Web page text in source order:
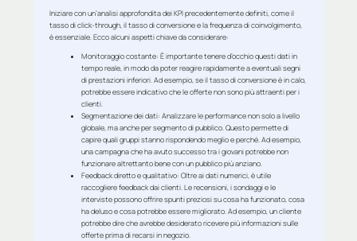
Iniziare con un’analisi approfondita dei KPI precedentemente definiti, come il
tasso di click-through, il tasso di conversione e la frequenza di coinvolgimento,
è essenziale. Ecco alcuni aspetti chiave da considerare:
Monitoraggio costante: È importante tenere d’occhio questi dati in
tempo reale, in modo da poter reagire rapidamente a eventuali segni
di prestazioni inferiori. Ad esempio, se il tasso di conversione è in calo,
potrebbe essere indicativo che le offerte non sono più attraenti per i
clienti.
Segmentazione dei dati: Analizzare le performance non solo a livello
globale, ma anche per segmento di pubblico. Questo permette di
capire quali gruppi stanno rispondendo meglio e perché. Ad esempio,
una campagna che ha avuto successo tra i giovani potrebbe non
funzionare altrettanto bene con un pubblico più anziano.
Feedback diretto e qualitativo: Oltre ai dati numerici, è utile
raccogliere feedback dai clienti. Le recensioni, i sondaggi e le
interviste possono offrire spunti preziosi su cosa ha funzionato, cosa
ha deluso e cosa potrebbe essere migliorato. Ad esempio, un cliente
potrebbe dire che avrebbe desiderato ricevere più informazioni sulle
offerte prima di recarsi in negozio.